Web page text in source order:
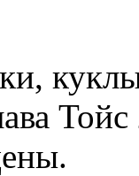
Тойс